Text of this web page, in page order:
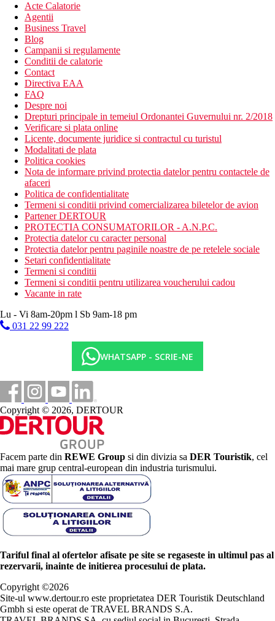
Acte Calatorie
Agentii
Business Travel
Blog
Campanii si regulamente
Conditii de calatorie
Contact
Directiva EAA
FAQ
Despre noi
Drepturi principale in temeiul Ordonantei Guvernului nr. 2/2018
Verificare si plata online
Licente, documente juridice si contractul cu turistul
Modalitati de plata
Politica cookies
Nota de informare privind protectia datelor pentru contactele de
afaceri
Politica de confidentialitate
Termeni si conditii privind comercializarea biletelor de avion
Partener DERTOUR
PROTECTIA CONSUMATORILOR - A.N.P.C.
Protectia datelor cu caracter personal
Protectia datelor pentru paginile noastre de pe retelele sociale
Setari confidentialitate
Termeni si conditii
Termeni si conditii pentru utilizarea voucherului cadou
Vacante in rate
Lu - Vi 8am-20pm l Sb 9am-18 pm
031 22 99 222
WHATSAPP - SCRIE-NE
Copyright © 2026, DERTOUR
Facem parte din REWE Group si din divizia sa DER Touristik, cel
mai mare grup central-european din industria turismului.
Tariful final al ofertelor afisate pe site se regaseste in ultimul pas al
rezervarii, inainte de initierea procesului de plata.
Copyright ©2026
Site-ul www.dertour.ro este proprietatea DER Touristik Deutschland
Gmbh si este operat de TRAVEL BRANDS S.A.